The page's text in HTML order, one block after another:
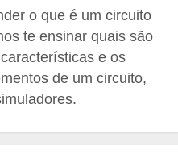
o que é um circuito
te ensinar quais são
e os
de um circuito,